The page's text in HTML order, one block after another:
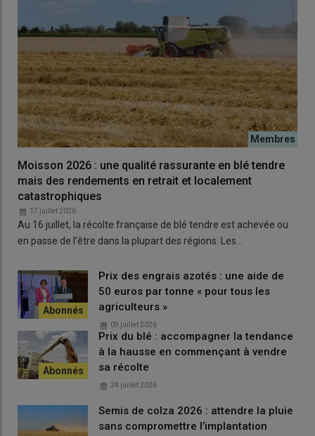
Moisson 2026 : une qualité rassurante en blé tendre
mais des rendements en retrait et localement
catastrophiques
17 juillet 2026
Au 16 juillet, la récolte française de blé tendre est achevée ou
en passe de l’être dans la plupart des régions. Les…
Prix des engrais azotés : une aide de
50 euros par tonne « pour tous les
agriculteurs »
09 juillet 2026
Prix du blé : accompagner la tendance
à la hausse en commençant à vendre
sa récolte
24 juillet 2026
Semis de colza 2026 : attendre la pluie
sans compromettre l’implantation